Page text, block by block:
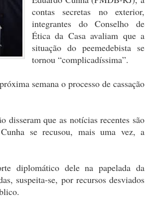
contas secretas no exterior,
integrantes do Conselho de
Ética da Casa avaliam que a
situação do peemedebista se
tornou “complicadíssima”.
semana o processo de cassação
disseram que as notícias recentes são
se recusou, mais uma vez, a
diplomático dele na papelada da
suspeita-se, por recursos desviados